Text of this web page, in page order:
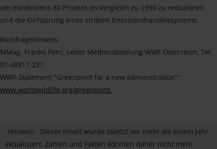
um mindestens 80 Prozent im Vergleich zu 1990 zu reduzieren
und die Einführung eines strikten Emissionshandelssystems.
Rückfragehinweis:
MMag. Franko Petri, Leiter Medienabteilung WWF Österreich, Tel.
01-48817-231.
WWF-Statement "Greenprint for a new administration":
www.worldwildlife.org/greenprint.
Hinweis:
Dieser Inhalt wurde zuletzt vor mehr als einem Jahr
aktualisiert. Zahlen und Fakten könnten daher nicht mehr